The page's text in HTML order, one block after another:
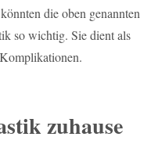
die oben genannten
so wichtig. Sie dient als
zuhause